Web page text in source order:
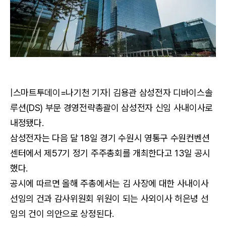
|스마트투데이=나기천 기자| 김용관 삼성전자 디바이스솔
루션(DS) 부문 경영전략총괄이 삼성전자 신임 사내이사로
내정됐다.
삼성전자는 다음 달 18일 경기 수원시 영통구 수원컨벤션
센터에서 제57기 정기 주주총회를 개최한다고 13일 공시
했다.
공시에 따르면 올해 주총에서는 김 사장에 대한 사내이사
선임의 건과 감사위원회 위원이 되는 사외이사 허은녕 선
임의 건이 의안으로 상정된다.